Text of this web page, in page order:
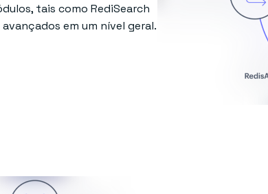
tais como RediSearch
em um nível geral.